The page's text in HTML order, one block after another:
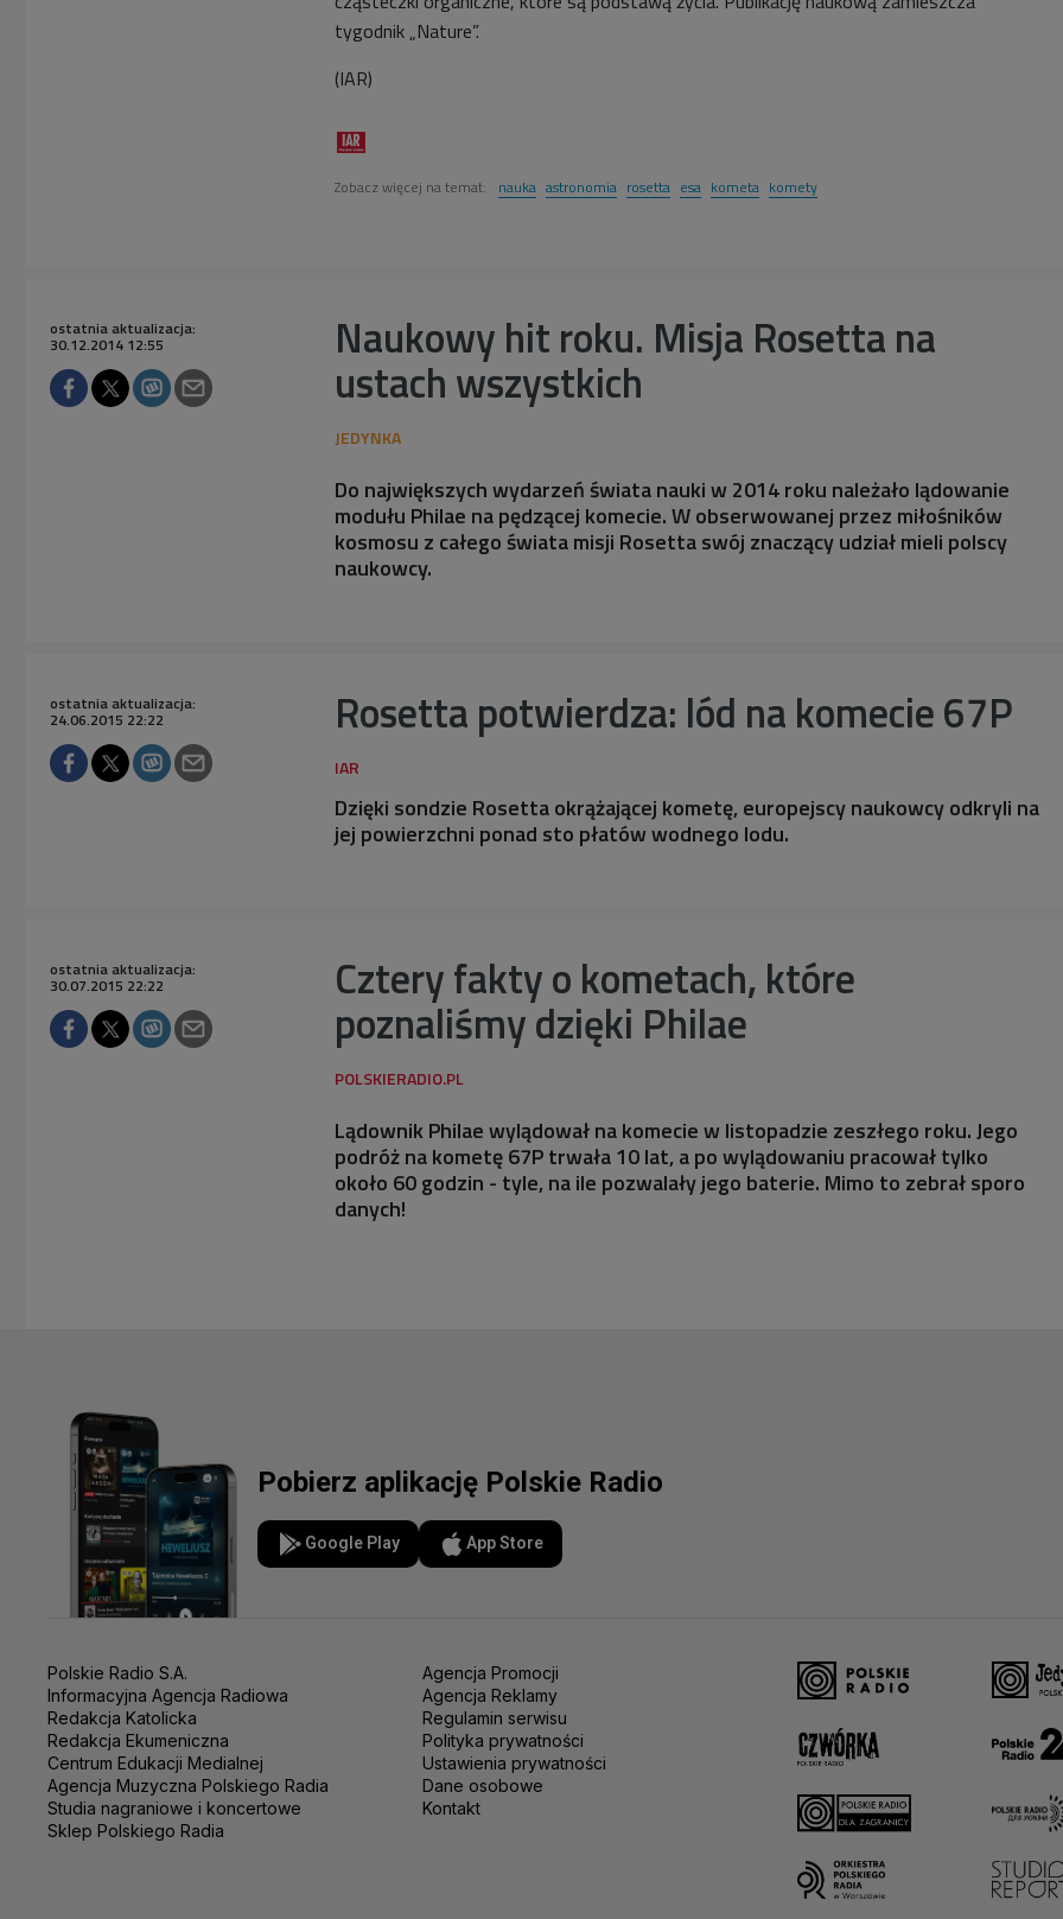
tygodnik „Nature”.
(IAR)
Zobacz więcej na temat: nauka astronomia rosetta esa kometa komety
Naukowy hit roku. Misja Rosetta na
ustach wszystkich
ostatnia aktualizacja:
30.12.2014 12:55
Do największych wydarzeń świata nauki w 2014 roku należało lądowanie
modułu Philae na pędzącej komecie. W obserwowanej przez miłośników
kosmosu z całego świata misji Rosetta swój znaczący udział mieli polscy
naukowcy.
Rosetta potwierdza: lód na komecie 67P
ostatnia aktualizacja:
24.06.2015 22:22
Dzięki sondzie Rosetta okrążającej kometę, europejscy naukowcy odkryli na
jej powierzchni ponad sto płatów wodnego lodu.
Cztery fakty o kometach, które
poznaliśmy dzięki Philae
ostatnia aktualizacja:
30.07.2015 22:22
Lądownik Philae wylądował na komecie w listopadzie zeszłego roku. Jego
podróż na kometę 67P trwała 10 lat, a po wylądowaniu pracował tylko
około 60 godzin - tyle, na ile pozwalały jego baterie. Mimo to zebrał sporo
danych!
Pobierz aplikację Polskie Radio
Google Play App Store
Polskie Radio S.A.
Informacyjna Agencja Radiowa
Redakcja Katolicka
Redakcja Ekumeniczna
Centrum Edukacji Medialnej
Agencja Muzyczna Polskiego Radia
Studia nagraniowe i koncertowe
Sklep Polskiego Radia
Agencja Promocji
Agencja Reklamy
Regulamin serwisu
Polityka prywatności
Ustawienia prywatności
Dane osobowe
Kontakt